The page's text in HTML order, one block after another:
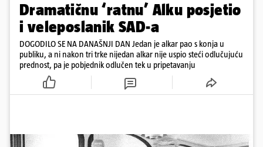
Dramatičnu ‘ratnu’ Alku posjetio
i veleposlanik SAD-a
DOGODILO SE NA DANAŠNJI DAN Jedan je alkar pao s konja u
publiku, a ni nakon tri trke nijedan alkar nije uspio steći odlučujuću
prednost, pa je pobjednik odlučen tek u pripetavanju